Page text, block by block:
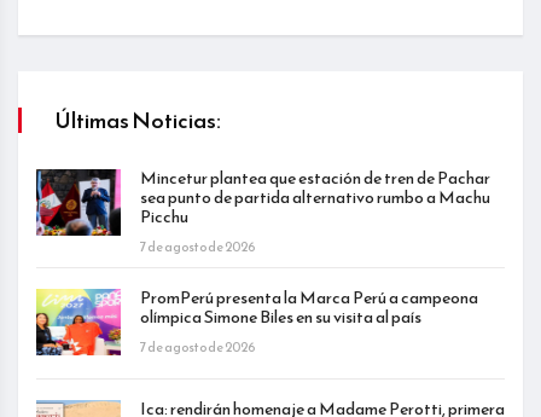
Últimas Noticias:
Mincetur plantea que estación de tren de Pachar
sea punto de partida alternativo rumbo a Machu
Picchu
7 de agosto de 2026
PromPerú presenta la Marca Perú a campeona
olímpica Simone Biles en su visita al país
7 de agosto de 2026
Ica: rendirán homenaje a Madame Perotti, primera